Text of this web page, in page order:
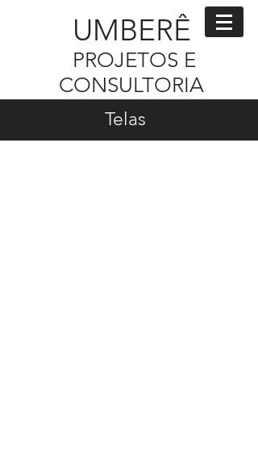
UMBERÊ
PROJETOS E
CONSULTORIA
Telas